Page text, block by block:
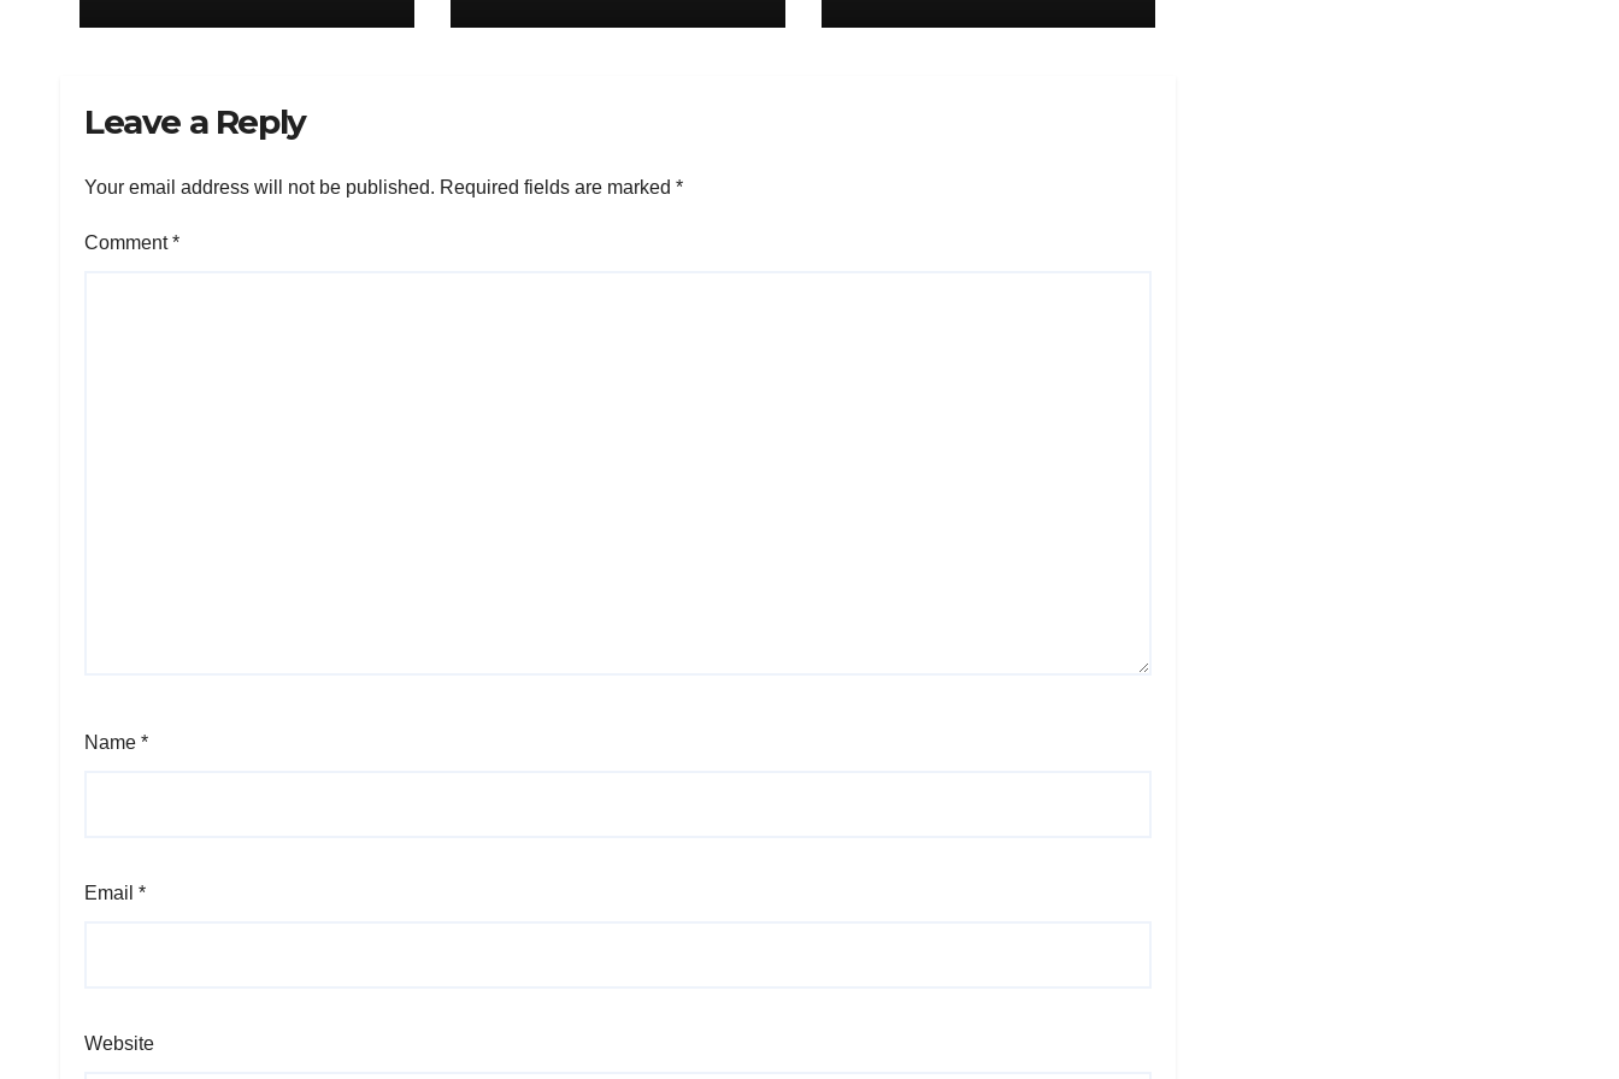
Leave a Reply
Your email address will not be published. Required fields are marked *
Comment*
Name *
Email *
Website